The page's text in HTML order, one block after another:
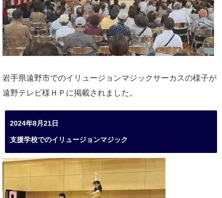
岩手県遠野市でのイリュージョンマジックサーカスの様子が
遠野テレビ様ＨＰに掲載されました。
2024年8月21日
支援学校でのイリュージョンマジック